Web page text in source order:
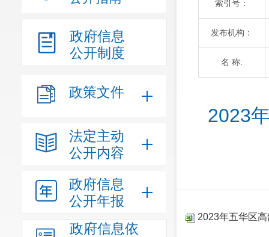
政府信息
公开制度
政策文件
法定主动
公开内容
政府信息
公开年报
政府信息依
索引号：
发布机构：
名 称:
2023
2023年五华区